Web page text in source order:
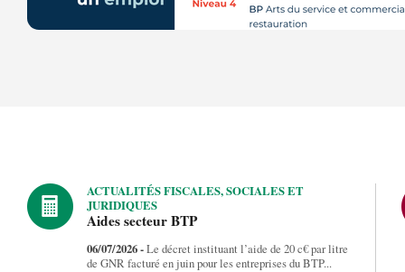
ACTUALITÉS FISCALES, SOCIALES ET
JURIDIQUES
Aides secteur BTP
06/07/2026 -Le décret instituant l’aide de 20 c€ par litre
de GNR facturé en juin pour les entreprises du BTP...